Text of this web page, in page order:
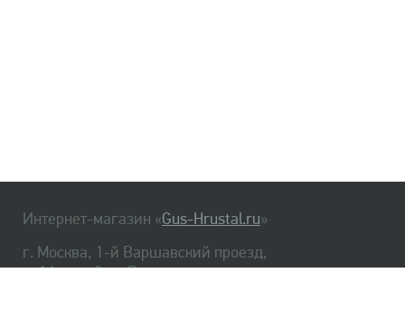
Интернет-магазин «Gus-Hrustal.ru»
г. Москва, 1-й Варшавский проезд,
д. 1А, стр. 3, м. Варшавская